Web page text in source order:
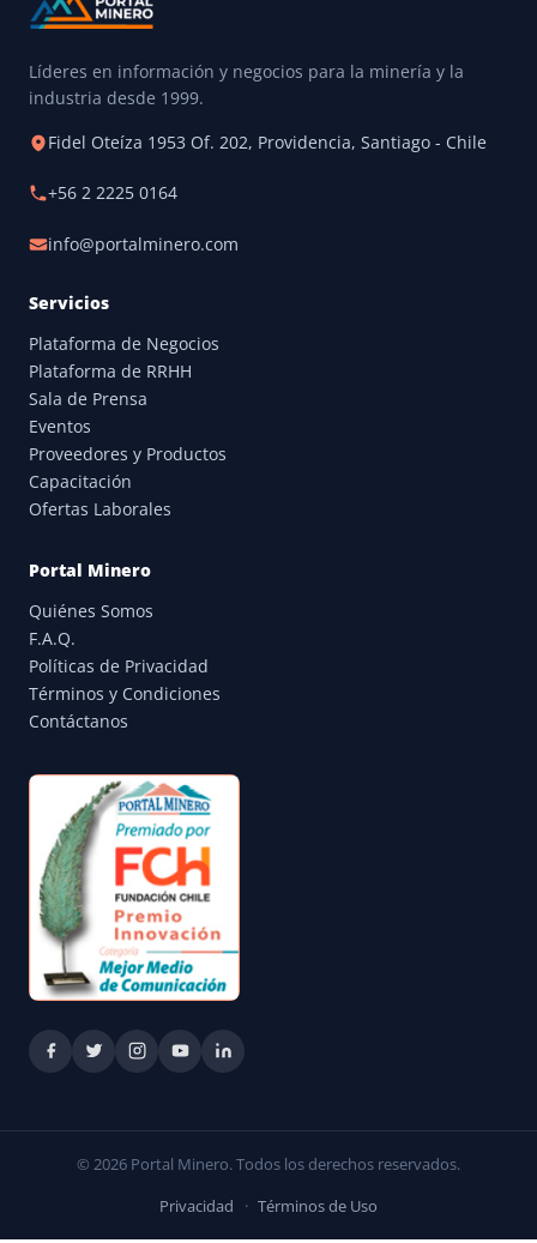
Líderes en información y negocios para la minería y la
industria desde 1999.
Fidel Oteíza 1953 Of. 202, Providencia, Santiago - Chile
+56 2 2225 0164
info@portalminero.com
Servicios
Plataforma de Negocios
Plataforma de RRHH
Sala de Prensa
Eventos
Proveedores y Productos
Capacitación
Ofertas Laborales
Portal Minero
Quiénes Somos
F.A.Q.
Políticas de Privacidad
Términos y Condiciones
Contáctanos
© 2026 Portal Minero. Todos los derechos reservados.
Privacidad · Términos de Uso